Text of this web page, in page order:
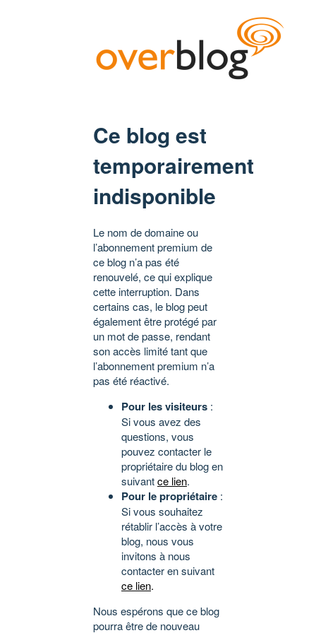
Ce blog est
temporairement
indisponible
Le nom de domaine ou
l’abonnement premium de
ce blog n’a pas été
renouvelé, ce qui explique
cette interruption. Dans
certains cas, le blog peut
également être protégé par
un mot de passe, rendant
son accès limité tant que
l’abonnement premium n’a
pas été réactivé.
Pour les visiteurs :
Si vous avez des
questions, vous
pouvez contacter le
propriétaire du blog en
suivantce lien.
Pour le propriétaire :
Si vous souhaitez
rétablir l’accès à votre
blog, nous vous
invitons à nous
contacter en suivant
ce lien.
Nous espérons que ce blog
pourra être de nouveau